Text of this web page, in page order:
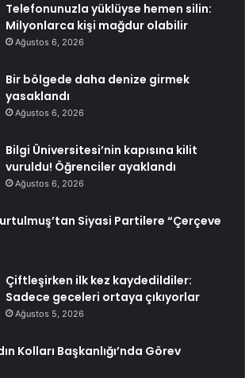
Telefonunuzla yüklüyse hemen silin:
Milyonlarca kişi mağdur olabilir
Ağustos 6, 2026
Bir bölgede daha denize girmek
yasaklandı
Ağustos 6, 2026
Bilgi Üniversitesi’nin kapısına kilit
vuruldu! Öğrenciler ayaklandı
Ağustos 6, 2026
Siyasi Partilere “Çerçeve
Çiftleşirken ilk kez kaydedildiler:
Sadece geceleri ortaya çıkıyorlar
Ağustos 5, 2026
Kolları Başkanlığı’nda Görev